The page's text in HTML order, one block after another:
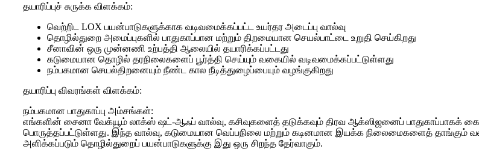
தயாரிப்புச் சுருக்க விளக்கம்:
வெற்றிட LOX பயன்பாடுகளுக்காக வடிவமைக்கப்பட்ட உயர்தர அடைப்பு வால்வு
தொழில்துறை அமைப்புகளில் பாதுகாப்பான மற்றும் திறமையான செயல்பாட்டை உறுதி செய்கிறது
சீனாவின் ஒரு முன்னணி உற்பத்தி ஆலையில் தயாரிக்கப்பட்டது
கடுமையான தொழில் தரநிலைகளைப் பூர்த்தி செய்யும் வகையில் வடிவமைக்கப்பட்டுள்ளது
நம்பகமான செயல்திறனையும் நீண்ட கால நீடித்துழைப்பையும் வழங்குகிறது
தயாரிப்பு விவரங்கள் விளக்கம்:
நம்பகமான பாதுகாப்பு அம்சங்கள்:
எங்களின் சைனா வேக்யூம் லாக்ஸ் ஷட்-ஆஃப் வால்வு, கசிவுகளைத் தடுக்கவும் திரவ ஆக்ஸிஜனைப் பாதுகாப்பாகக்
பொருத்தப்பட்டுள்ளது. இந்த வால்வு, கடுமையான வெப்பநிலை மற்றும் கடினமான இயக்க நிலைமைகளைத் தாங்கும்
அளிக்கப்படும் தொழில்துறைப் பயன்பாடுகளுக்கு இது ஒரு சிறந்த தேர்வாகும்.